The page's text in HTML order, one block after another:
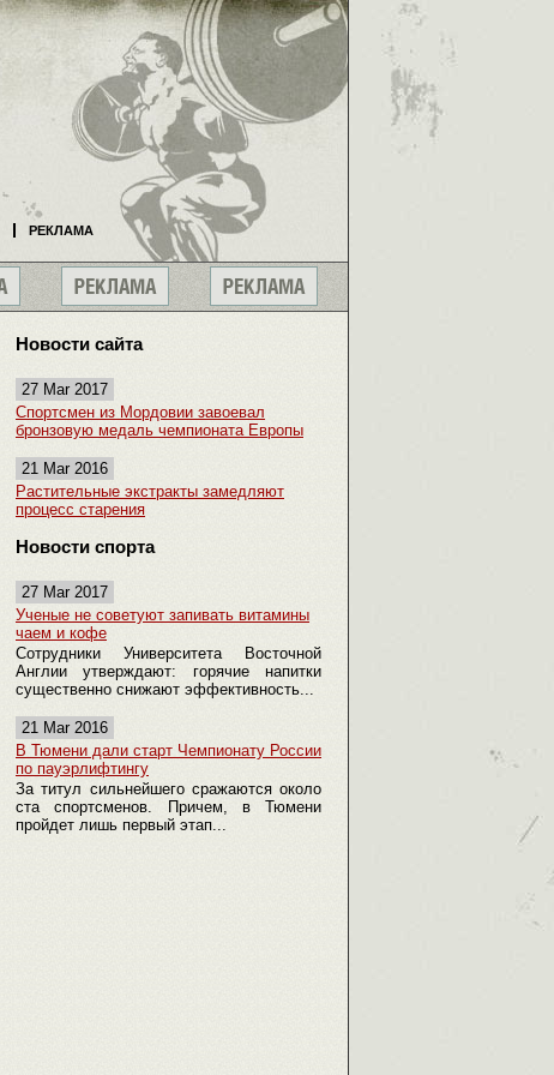
Новости сайта
27 Mar 2017
Спортсмен из Мордовии завоевал
бронзовую медаль чемпионата Европы
21 Mar 2016
Растительные экстракты замедляют
процесс старения
Новости спорта
27 Mar 2017
Ученые не советуют запивать витамины
чаем и кофе
Сотрудники Университета Восточной
Англии утверждают: горячие напитки
существенно снижают эффективность...
21 Mar 2016
В Тюмени дали старт Чемпионату России
по пауэрлифтингу
За титул сильнейшего сражаются около
ста спортсменов. Причем, в Тюмени
пройдет лишь первый этап...
РЕКЛАМА